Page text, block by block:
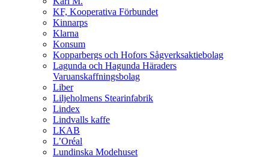
KF, Kooperativa Förbundet
Kinnarps
Klarna
Konsum
Kopparbergs och Hofors Sågverksaktiebolag
Lagunda och Hagunda Häraders
Varuanskaffningsbolag
Liber
Liljeholmens Stearinfabrik
Lindex
Lindvalls kaffe
LKAB
L’Oréal
Lundinska Modehuset